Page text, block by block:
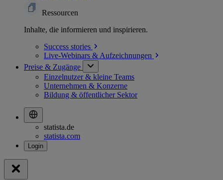
Ressourcen
Inhalte, die informieren und inspirieren.
Success stories
Live-Webinars & Aufzeichnungen
Preise & Zugänge
Einzelnutzer & kleine Teams
Unternehmen & Konzerne
Bildung & öffentlicher Sektor
statista.de
statista.com